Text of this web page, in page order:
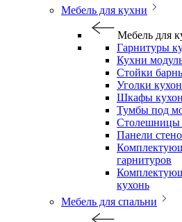
Мебель для кухни
Мебель для
Гарнитуры
Кухни
Стойки
Уголки
Шкафы
Тумбы под
Столешницы
Панели
гарнитуров
кухонь
Мебель для спальни